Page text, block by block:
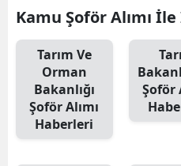
Kamu Şoför Alımı
Tarım Ve
Orman
Bakanlığı
Şoför Alımı
Haberleri
Şoför